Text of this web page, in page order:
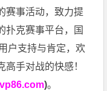
赛事活动，致力提
扑克赛事平台，国
户支持与肯定，欢
手对战的快感！
)。